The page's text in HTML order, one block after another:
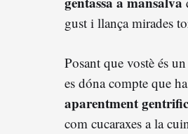
gust i llança mirades
Posant que vostè és
es dóna compte que
aparentment
com cucaraxes a la